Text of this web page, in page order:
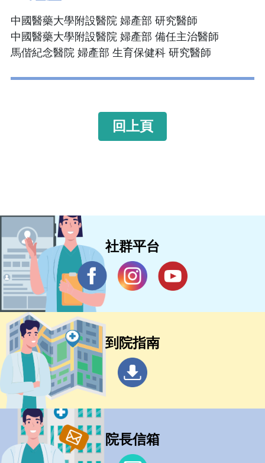
中國醫藥大學附設醫院 婦產部 研究醫師
中國醫藥大學附設醫院 婦產部 備任主治醫師
馬偕紀念醫院 婦產部 生育保健科 研究醫師
回上頁
社群平台
到院指南
院長信箱